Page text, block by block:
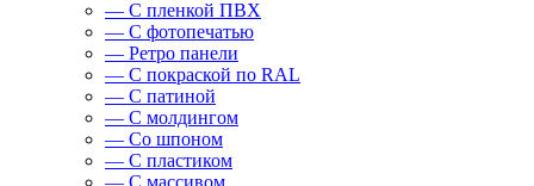
— С пленкой ПВХ
— С фотопечатью
— Ретро панели
— С покраской по RAL
— С патиной
— С молдингом
— Со шпоном
— С пластиком
— С массивом